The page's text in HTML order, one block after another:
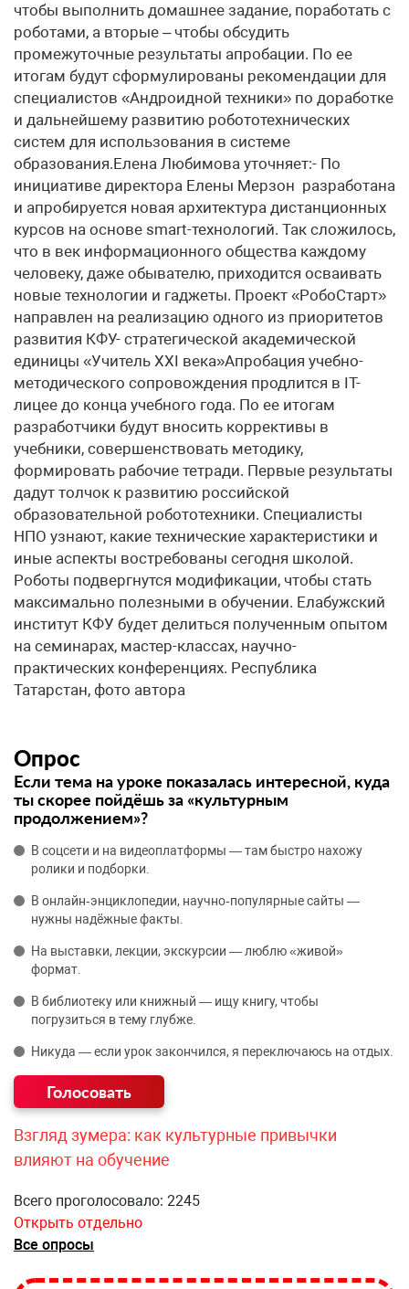
чтобы выполнить домашнее задание, поработать с
роботами, а вторые – чтобы обсудить
промежуточные результаты апробации. По ее
итогам будут сформулированы рекомендации для
специалистов «Андроидной техники» по доработке
и дальнейшему развитию робототехнических
систем для использования в системе
образования.Елена Любимова уточняет:- По
инициативе директора Елены Мерзон разработана
и апробируется новая архитектура дистанционных
курсов на основе smart-технологий. Так сложилось,
что в век информационного общества каждому
человеку, даже обывателю, приходится осваивать
новые технологии и гаджеты. Проект «РобоСтарт»
направлен на реализацию одного из приоритетов
развития КФУ- стратегической академической
единицы «Учитель XXI века»Апробация учебно-
методического сопровождения продлится в IT-
лицее до конца учебного года. По ее итогам
разработчики будут вносить коррективы в
учебники, совершенствовать методику,
формировать рабочие тетради. Первые результаты
дадут толчок к развитию российской
образовательной робототехники. Специалисты
НПО узнают, какие технические характеристики и
иные аспекты востребованы сегодня школой.
Роботы подвергнутся модификации, чтобы стать
максимально полезными в обучении. Елабужский
институт КФУ будет делиться полученным опытом
на семинарах, мастер-классах, научно-
практических конференциях. Республика
Татарстан, фото автора
Опрос
Если тема на уроке показалась интересной, куда
ты скорее пойдёшь за «культурным
продолжением»?
В соцсети и на видеоплатформы — там быстро нахожу
ролики и подборки.
В онлайн‑энциклопедии, научно‑популярные сайты —
нужны надёжные факты.
На выставки, лекции, экскурсии — люблю «живой»
формат.
В библиотеку или книжный — ищу книгу, чтобы
погрузиться в тему глубже.
Никуда — если урок закончился, я переключаюсь на отдых.
Взгляд зумера: как культурные привычки
влияют на обучение
Всего проголосовало: 2245
Открыть отдельно
Все опросы